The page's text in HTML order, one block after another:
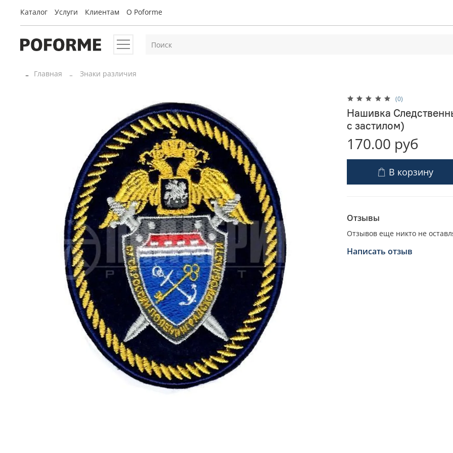
Каталог Услуги Клиентам O Poforme
Главная Знаки различия
(0)
Нашивка
с застилом)
170.00 руб
В корзину
Отзывы
Отзывов еще никто не
Написать отзыв